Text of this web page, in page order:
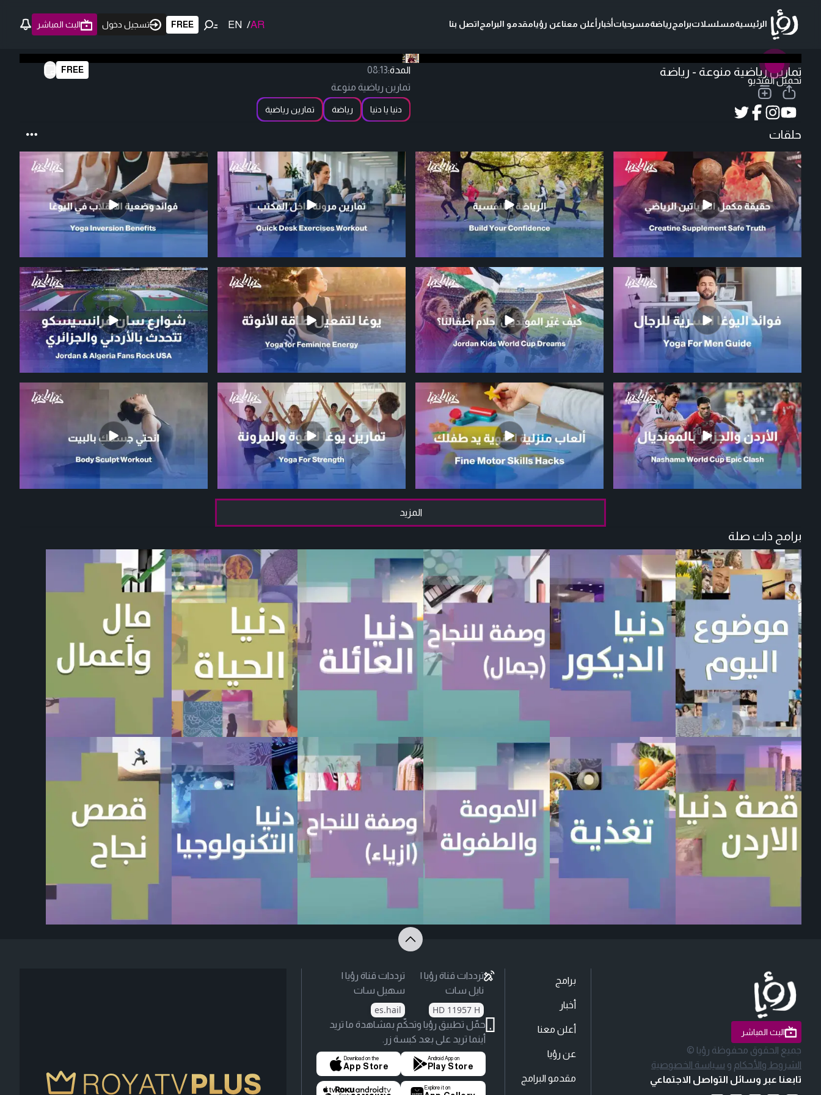
الرئيسيةمسلسلاتبرامجرياضةمسرحياتأخبارأعلن معناعن رؤيامقدمو البرامجاتصل بنا AR
/
EN
FREE تسجيل دخول البث المباشر
تحميل الفيديو
FREE تمارين رياضية منوعة - رياضة المدة:08:13
تمارين رياضية منوعة
دنيا يا دنيا رياضة تمارين رياضية
حلقات
المزيد
برامج ذات صلة
البث المباشر
جميع الحقوق محفوظة رؤيا ©
الشروط والأحكام و سياسة الخصوصية
تابعنا عبر وسائل التواصل الاجتماعي
برامج
أخبار
أعلن معنا
عن رؤيا
مقدمو البرامج
ترددات قناة رؤيا |
نايل سات
HD 11957 H
ترددات قناة رؤيا |
سهيل سات
es.hail
حمّل تطبيق رؤيا وتحكّم بمشاهدة ما تريد
أينما تريد على بعد كبسة زر.
Android App on
Play Store
Download on the
App Store
Explore it on